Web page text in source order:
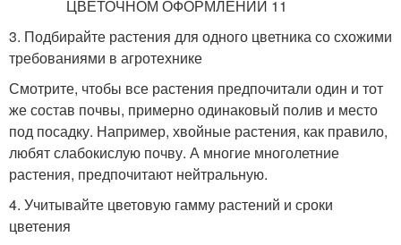
3. Подбирайте растения для одного цветника со схожими
требованиями в агротехнике
Смотрите, чтобы все растения предпочитали один и тот
же состав почвы, примерно одинаковый полив и место
под посадку. Например, хвойные растения, как правило,
любят слабокислую почву. А многие многолетние
растения, предпочитают нейтральную.
4. Учитывайте цветовую гамму растений и сроки
цветения